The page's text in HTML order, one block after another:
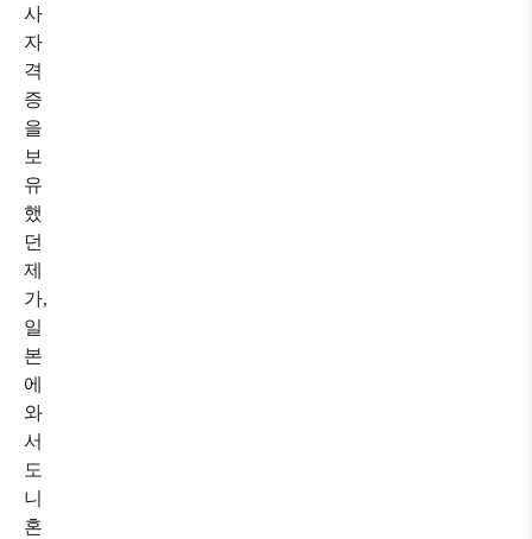
사
자
격
증
을
보
유
했
던
제
가,
일
본
에
와
서
도
니
혼